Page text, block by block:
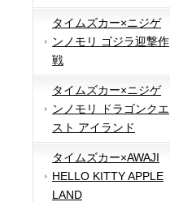
タイムズカー×ニジゲ
ンノモリ ゴジラ迎撃作
戦
タイムズカー×ニジゲ
ンノモリ ドラゴンクエ
スト アイランド
タイムズカー×AWAJI
HELLO KITTY APPLE
LAND